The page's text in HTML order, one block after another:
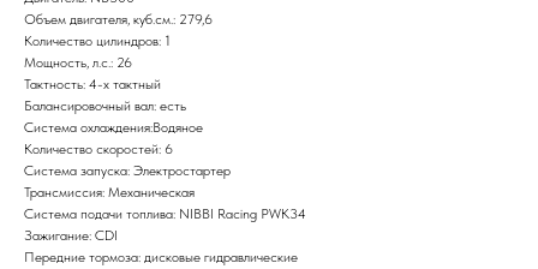
Объем двигателя, куб.см.: 279,6
Количество цилиндров: 1
Мощность, л.с.: 26
Тактность: 4-x тактный
Балансировочный вал: есть
Система охлаждения:Водяное
Количество скоростей: 6
Система запуска: Электростартер
Трансмиссия: Механическая
Система подачи топлива: NIBBI Racing PWK34
Зажигание: CDI
Передние тормоза: дисковые гидравлические